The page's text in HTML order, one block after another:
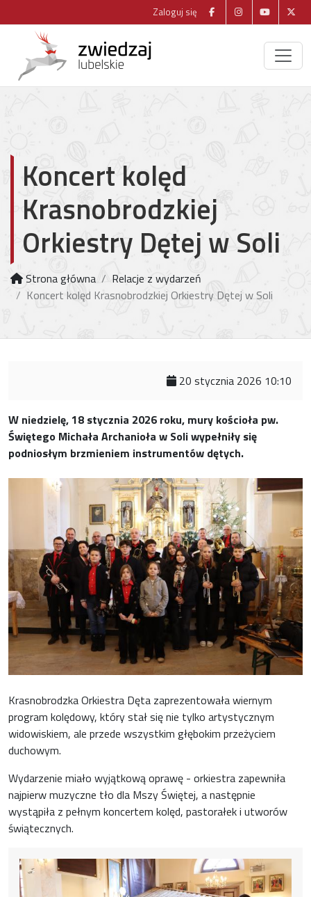
Zaloguj się
Koncert kolęd
Krasnobrodzkiej
Orkiestry Dętej w Soli
Strona główna
Relacje z wydarzeń
Koncert kolęd Krasnobrodzkiej Orkiestry Dętej w Soli
20 stycznia 2026 10:10
W niedzielę, 18 stycznia 2026 roku, mury kościoła pw.
Świętego Michała Archanioła w Soli wypełniły się
podniosłym brzmieniem instrumentów dętych.
Krasnobrodzka Orkiestra Dęta zaprezentowała wiernym
program kolędowy, który stał się nie tylko artystycznym
widowiskiem, ale przede wszystkim głębokim przeżyciem
duchowym.
Wydarzenie miało wyjątkową oprawę - orkiestra zapewniła
najpierw muzyczne tło dla Mszy Świętej, a następnie
wystąpiła z pełnym koncertem kolęd, pastorałek i utworów
świątecznych.